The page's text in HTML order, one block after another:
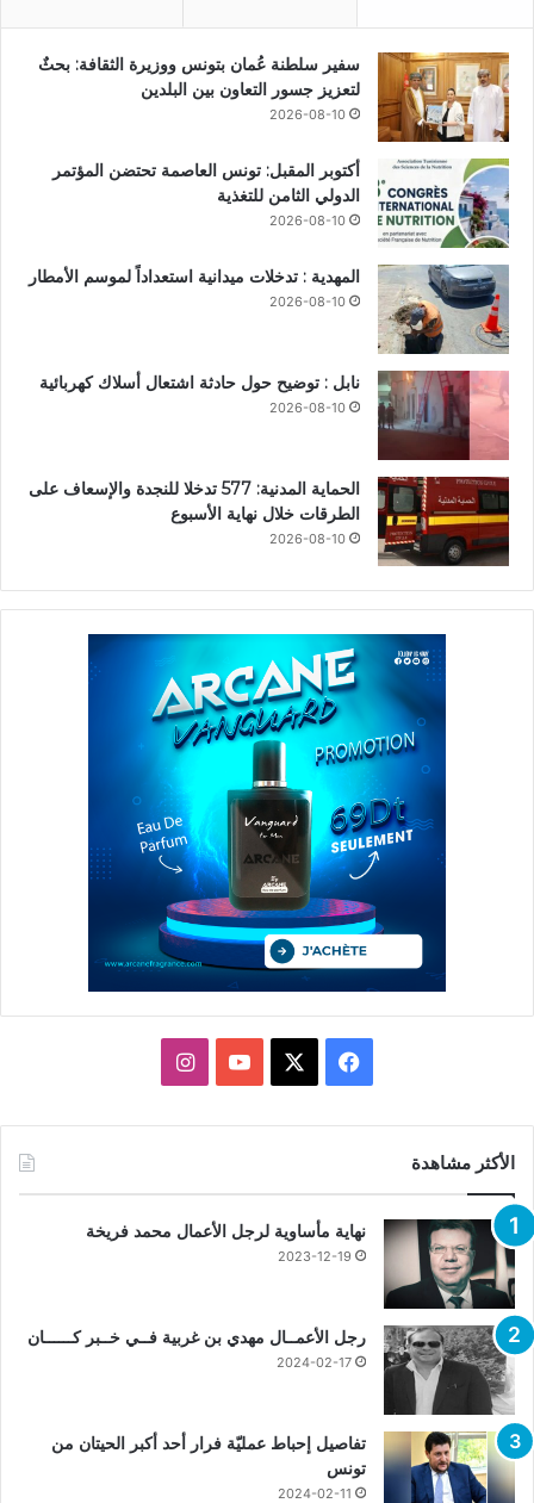
سفير سلطنة عُمان بتونس ووزيرة الثقافة: بحثٌ
لتعزيز جسور التعاون بين البلدين
2026-08-10
أكتوبر المقبل: تونس العاصمة تحتضن المؤتمر
الدولي الثامن للتغذية
2026-08-10
المهدية : تدخلات ميدانية استعداداً لموسم الأمطار
2026-08-10
نابل : توضيح حول حادثة اشتعال أسلاك كهربائية
2026-08-10
الحماية المدنية: 577 تدخلا للنجدة والإسعاف على
الطرقات خلال نهاية الأسبوع
2026-08-10
فيسبوك يوتيوبانستقرام
الأكثر مشاهدة
نهاية مأساوية لرجل الأعمال محمد فريخة
2023-12-19
رجل الأعمــال مهدي بن غربية فــي خــبر كــــــان
2024-02-17
تفاصيل إحباط عمليّة فرار أحد أكبر الحيتان من
تونس
2024-02-11